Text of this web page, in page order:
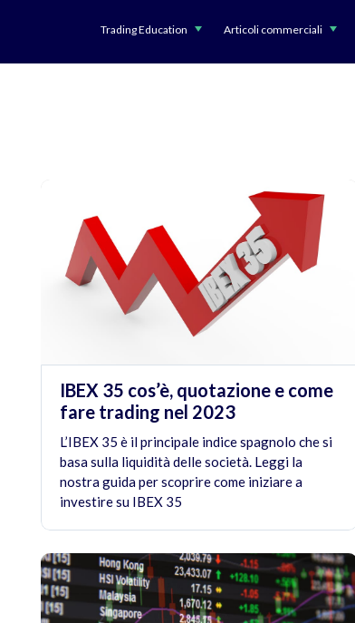
Trading Education Articoli commerciali
IBEX 35 cos’è, quotazione e come
fare trading nel 2023
L’IBEX 35 è il principale indice spagnolo che si
basa sulla liquidità delle società. Leggi la
nostra guida per scoprire come iniziare a
investire su IBEX 35